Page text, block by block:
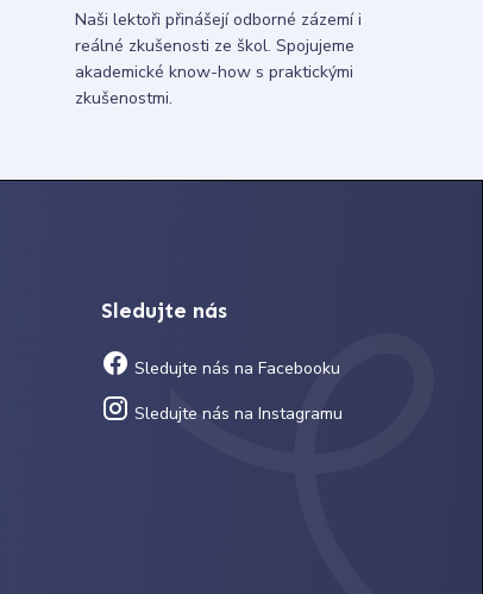
Naši lektoři přinášejí odborné zázemí i
reálné zkušenosti ze škol. Spojujeme
akademické know-how s praktickými
zkušenostmi.
Sledujte nás
Sledujte nás na Facebooku
Sledujte nás na Instagramu